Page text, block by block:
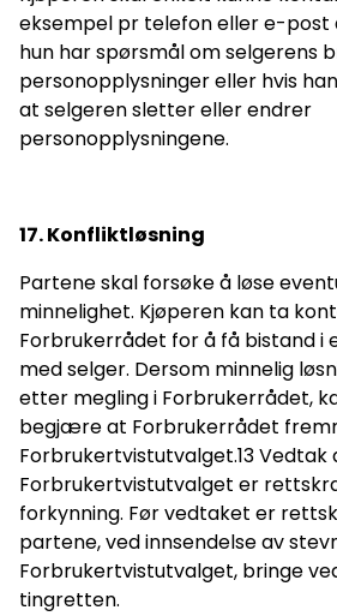
eksempel pr telefon eller e-post
hun har spørsmål om selgerens
personopplysninger eller hvis
at selgeren sletter eller endrer
personopplysningene.
17. Konfliktløsning
Partene skal forsøke å løse
minnelighet. Kjøperen kan ta
Forbrukerrådet for å få bistand i
med selger. Dersom minnelig
etter megling i Forbrukerrådet,
begjære at Forbrukerrådet
Forbrukertvistutvalget.13 Vedtak
Forbrukertvistutvalget er
forkynning. Før vedtaket er
partene, ved innsendelse av
Forbrukertvistutvalget, bringe
tingretten.